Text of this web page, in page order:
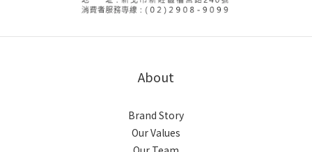
About
Brand Story
Our Values